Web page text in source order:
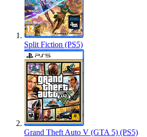
Split Fiction (PS5)
Grand Theft Auto V (GTA 5) (PS5)